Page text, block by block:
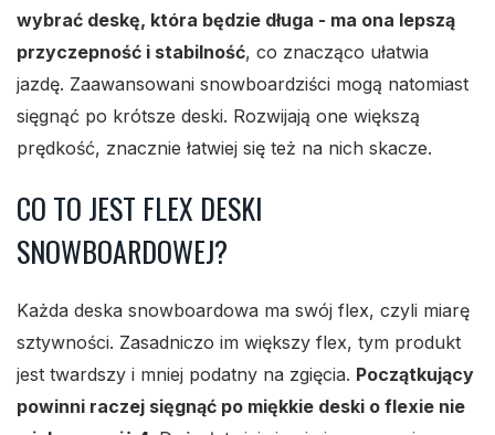
wybrać deskę, która będzie długa - ma ona lepszą
przyczepność i stabilność, co znacząco ułatwia
jazdę. Zaawansowani snowboardziści mogą natomiast
sięgnąć po krótsze deski. Rozwijają one większą
prędkość, znacznie łatwiej się też na nich skacze.
CO TO JEST FLEX DESKI
SNOWBOARDOWEJ?
Każda deska snowboardowa ma swój flex, czyli miarę
sztywności. Zasadniczo im większy flex, tym produkt
jest twardszy i mniej podatny na zgięcia. Początkujący
powinni raczej sięgnąć po miękkie deski o flexie nie